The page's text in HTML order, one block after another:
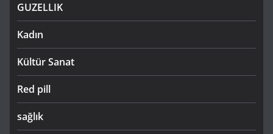
GUZELLIK
Kadın
Kültür Sanat
Red pill
sağlık